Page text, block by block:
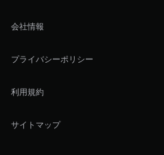
会社情報
プライバシーポリシー
利用規約
サイトマップ